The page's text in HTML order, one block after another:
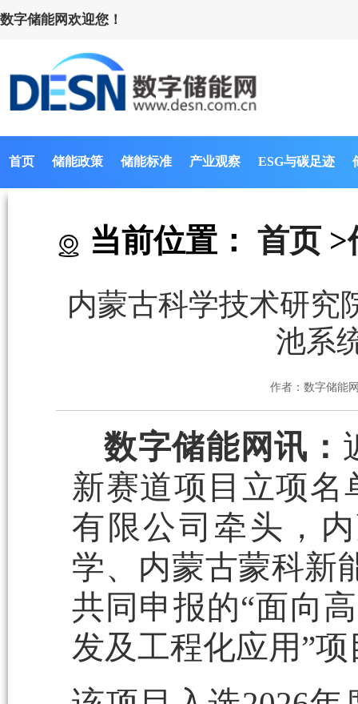
数字储能网欢迎您！
首页 储能政策 储能标准 产业观察 ESG与碳足迹
当前位置： 首页 >
内蒙古科学技术研究
池系
作者：数字储能
数字储能网讯：
新赛道项目立项
有限公司牵头，
学、内蒙古蒙科新
共同申报的“面向
发及工程化应用”